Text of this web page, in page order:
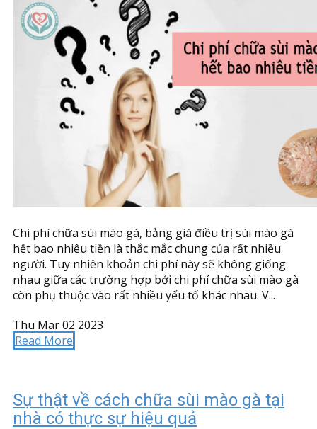
Chi phí chữa sùi mào gà, bảng giá điều trị sùi mào gà
hết bao nhiêu tiền là thắc mắc chung của rất nhiều
người. Tuy nhiên khoản chi phí này sẽ không giống
nhau giữa các trường hợp bởi chi phí chữa sùi mào gà
còn phụ thuộc vào rất nhiều yếu tố khác nhau. V...
Thu Mar 02 2023
Read More
Sự thật về cách chữa sùi mào gà tại
nhà có thực sự hiệu quả